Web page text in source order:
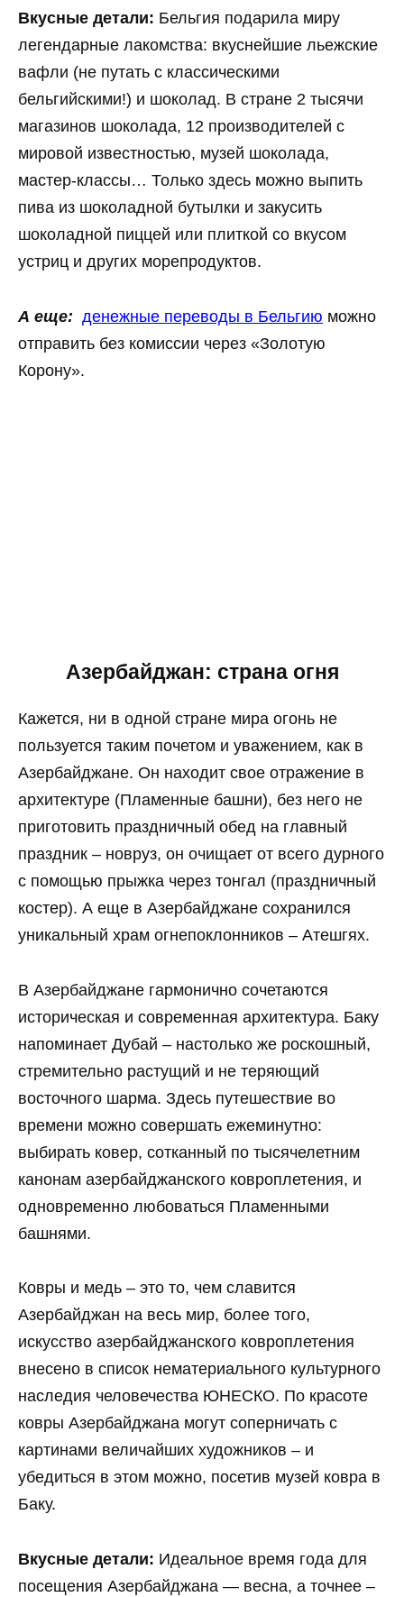
Вкусные детали: Бельгия подарила миру
легендарные лакомства: вкуснейшие льежские
вафли (не путать с классическими
бельгийскими!) и шоколад. В стране 2 тысячи
магазинов шоколада, 12 производителей с
мировой известностью, музей шоколада,
мастер-классы… Только здесь можно выпить
пива из шоколадной бутылки и закусить
шоколадной пиццей или плиткой со вкусом
устриц и других морепродуктов.
А еще: денежные переводы в Бельгию можно
отправить без комиссии через «Золотую
Корону».
Азербайджан: страна огня
Кажется, ни в одной стране мира огонь не
пользуется таким почетом и уважением, как в
Азербайджане. Он находит свое отражение в
архитектуре (Пламенные башни), без него не
приготовить праздничный обед на главный
праздник – новруз, он очищает от всего дурного
с помощью прыжка через тонгал (праздничный
костер). А еще в Азербайджане сохранился
уникальный храм огнепоклонников – Атешгях.
В Азербайджане гармонично сочетаются
историческая и современная архитектура. Баку
напоминает Дубай – настолько же роскошный,
стремительно растущий и не теряющий
восточного шарма. Здесь путешествие во
времени можно совершать ежеминутно:
выбирать ковер, сотканный по тысячелетним
канонам азербайджанского ковроплетения, и
одновременно любоваться Пламенными
башнями.
Ковры и медь – это то, чем славится
Азербайджан на весь мир, более того,
искусство азербайджанского ковроплетения
внесено в список нематериального культурного
наследия человечества ЮНЕСКО. По красоте
ковры Азербайджана могут соперничать с
картинами величайших художников – и
убедиться в этом можно, посетив музей ковра в
Баку.
Вкусные детали: Идеальное время года для
посещения Азербайджана — весна, а точнее –